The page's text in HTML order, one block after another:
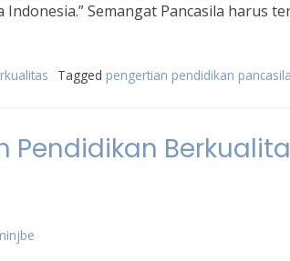
Semangat Pancasila harus
Tagged pengertian pendidikan pancasila
Pendidikan